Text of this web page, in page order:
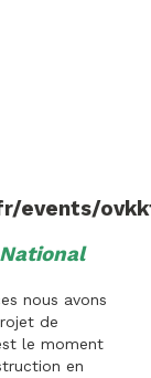
events/
nous avons
de
le moment
en